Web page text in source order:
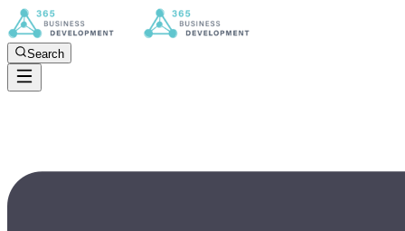
Search